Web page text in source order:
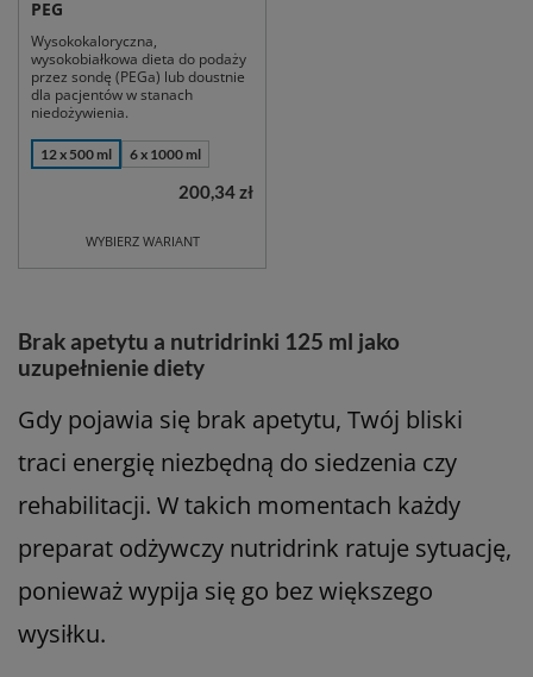
PEG
Wysokokaloryczna,
wysokobiałkowa dieta do podaży
przez sondę (PEGa) lub doustnie
dla pacjentów w stanach
niedożywienia.
12 x 500 ml 6 x 1000 ml
WYBIERZ WARIANT
200,34 zł
Brak apetytu a nutridrinki 125 ml jako
uzupełnienie diety
Gdy pojawia się brak apetytu, Twój bliski
traci energię niezbędną do siedzenia czy
rehabilitacji. W takich momentach każdy
preparat odżywczy nutridrink ratuje sytuację,
ponieważ wypija się go bez większego
wysiłku.